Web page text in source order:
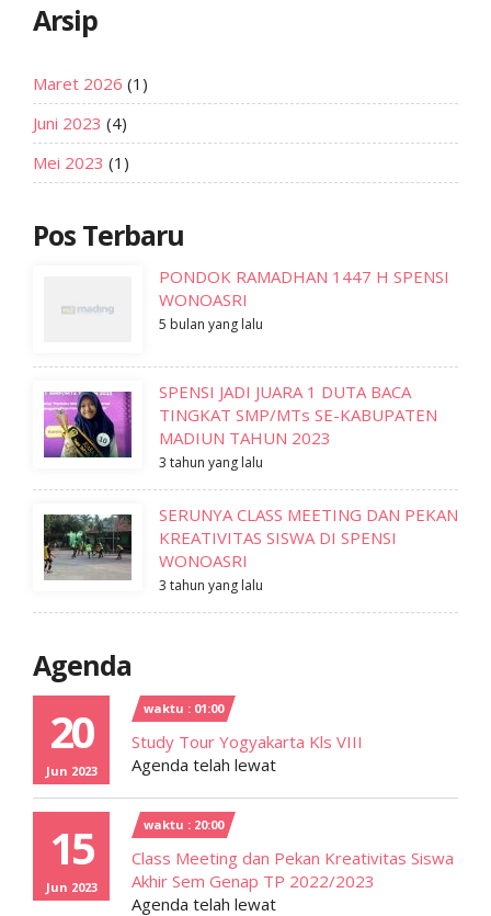
Arsip
Maret 2026 (1)
Juni 2023 (4)
Mei 2023 (1)
Pos Terbaru
PONDOK RAMADHAN 1447 H SPENSI
WONOASRI
5 bulan yang lalu
SPENSI JADI JUARA 1 DUTA BACA
TINGKAT SMP/MTs SE-KABUPATEN
MADIUN TAHUN 2023
3 tahun yang lalu
SERUNYA CLASS MEETING DAN PEKAN
KREATIVITAS SISWA DI SPENSI
WONOASRI
3 tahun yang lalu
Agenda
20
Jun 2023
waktu : 01:00
Study Tour Yogyakarta Kls VIII
Agenda telah lewat
15
Jun 2023
waktu : 20:00
Class Meeting dan Pekan Kreativitas Siswa
Akhir Sem Genap TP 2022/2023
Agenda telah lewat